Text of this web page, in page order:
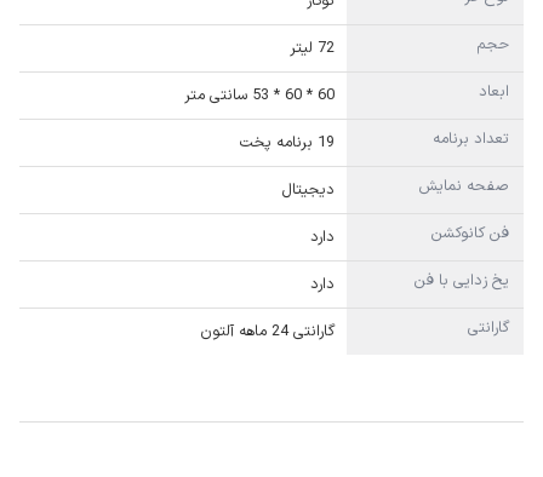
حجم
72 لیتر
ابعاد
60 * 60 * 53 سانتی متر
تعداد برنامه
19 برنامه پخت
صفحه نمایش
دیجیتال
فن کانوکشن
دارد
یخ زدایی با فن
دارد
گارانتی
گارانتی 24 ماهه آلتون